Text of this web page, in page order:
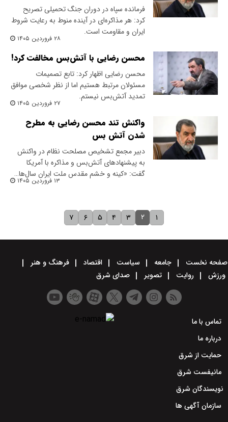
فرمانده سپاه در دوران جنگ تحمیلی تصریح
کرد: هر مذاکره‌ای ‌در آینده منوط به رعایت شروط
ایران و مقاومت است.
۲۸ فروردین ۱۴۰۵
محسن رضایی با آتش‌بس مخالفت کرد!
محسن رضایی اظهار کرد: تابع تصمیمات
مسئولان مرتبط هستیم اما از نظر شخصی موافق
تمدید آتش‌بس نیستم.
۲۷ فروردین ۱۴۰۵
واکنش تند محسن رضایی به مطرح
شدن آتش بس
دبیر مجمع تشخیص مصلحت نظام در واکنش
به پیشنهادهای آتش‌بس و مذاکره با آمریکا
گفت: «کینه و خشم مقدس ملت ایران سال‌ها…
۱۳ فروردین ۱۴۰۵
۱ ۲ ۳ ۴ ۵ ۶ ۷
صفحه نخست جامعه سیاست اقتصاد
فرهنگ و هنر
ورزش
روایت تصویر صدای شرق
تماس با ما
درباره ما
حمایت از شرق
مانیفست شرق
نویسندگان شرق
سازمان آگهی ها